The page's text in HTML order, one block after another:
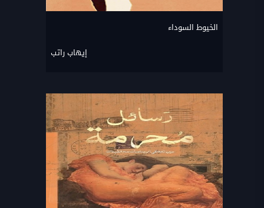
الخيوط السوداء
إيهاب راتب